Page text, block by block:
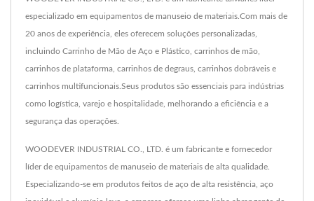
especializado em equipamentos de manuseio de materiais.Com mais de
20 anos de experiência, eles oferecem soluções personalizadas,
incluindo Carrinho de Mão de Aço e Plástico, carrinhos de mão,
carrinhos de plataforma, carrinhos de degraus, carrinhos dobráveis e
carrinhos multifuncionais.Seus produtos são essenciais para indústrias
como logística, varejo e hospitalidade, melhorando a eficiência e a
segurança das operações.
WOODEVER INDUSTRIAL CO., LTD. é um fabricante e fornecedor
líder de equipamentos de manuseio de materiais de alta qualidade.
Especializando-se em produtos feitos de aço de alta resistência, aço